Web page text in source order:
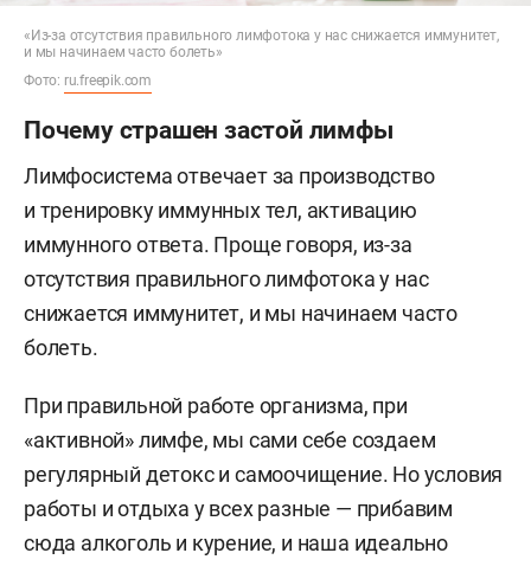
«Из-за отсутствия правильного лимфотока у нас снижается иммунитет,
и мы начинаем часто болеть»
Фото: ru.freepik.com
Почему страшен застой лимфы
Лимфосистема отвечает за производство
и тренировку иммунных тел, активацию
иммунного ответа. Проще говоря, из-за
отсутствия правильного лимфотока у нас
снижается иммунитет, и мы начинаем часто
болеть.
При правильной работе организма, при
«активной» лимфе, мы сами себе создаем
регулярный детокс и самоочищение. Но условия
работы и отдыха у всех разные — прибавим
сюда алкоголь и курение, и наша идеально